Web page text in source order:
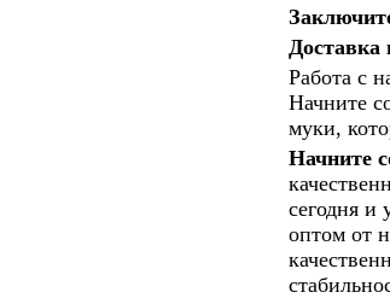
Работа с
Начните
муки,
Начните
сегодня и
оптом от